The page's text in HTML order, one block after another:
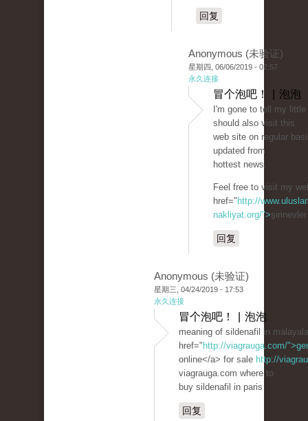
回复
Anonymous (未验证)
星期四, 06/06/2019 - 02:57
永久连接
冒个泡吧！ | 泡泡
I'm gone to tell my
should also visit this
web site on regular
updated from
hottest news.
Feel free to visit my
href=" http://
nakliyat.org/">
回复
Anonymous (未验证)
星期三, 04/24/2019 - 17:53
永久连接
冒个泡吧！ | 泡泡
meaning of sildenafil in
href=" http://viagrauga.com/
online</a> for sale http://
viagrauga.com where to
buy sildenafil in paris
回复